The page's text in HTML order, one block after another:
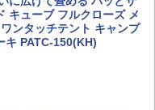
キューブ フルクローズ メ
ンタッチテント キャンプ
キ PATC-150(KH)